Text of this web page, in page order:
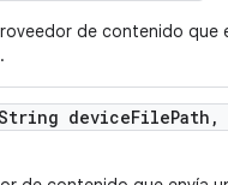
de contenido que
deviceFilePath ,